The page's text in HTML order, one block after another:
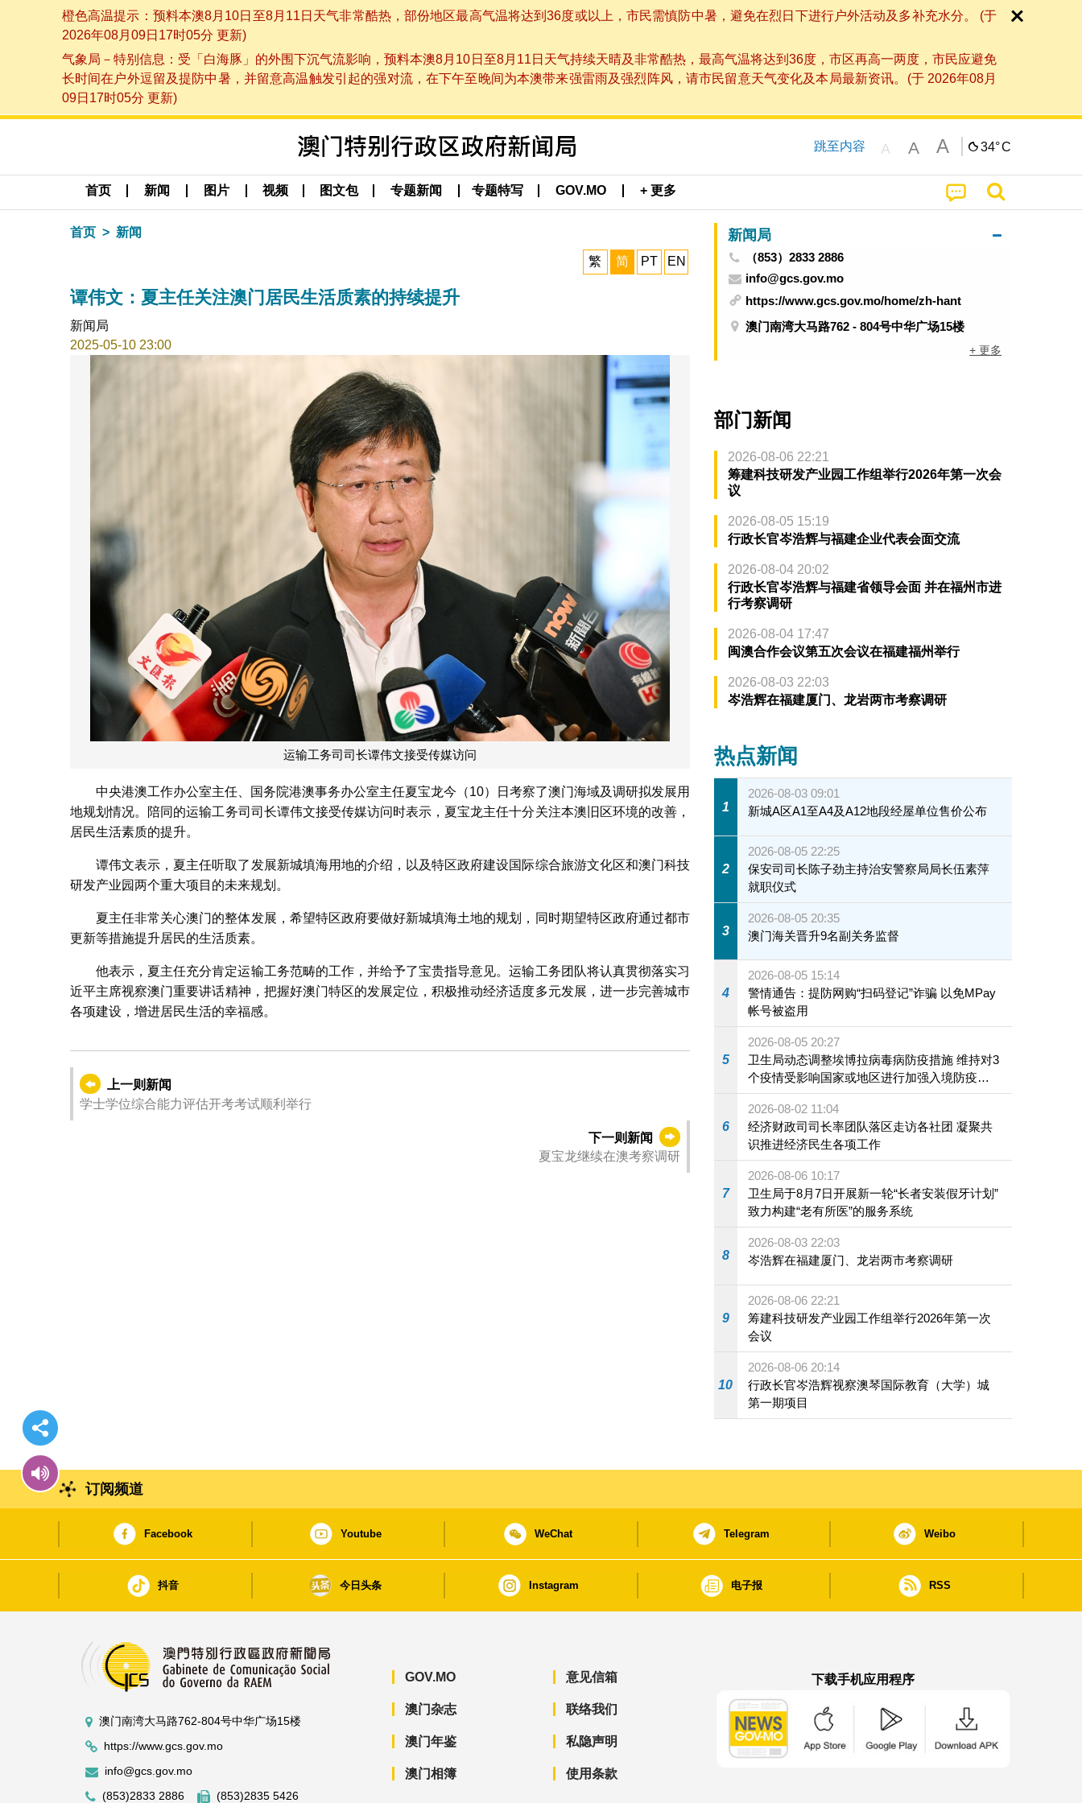
橙色高温提示：预料本澳8月10日至8月11日天气非常酷热，部份地区最高气温将达到36度或以上，市民需慎防中暑，避免在烈日下进行户外活动及多补充水分。 (于
2026年08月09日17时05分 更新)
气象局－特别信息：受「白海豚」的外围下沉气流影响，预料本澳8月10日至8月11日天气持续天晴及非常酷热，最高气温将达到36度，市区再高一两度，市民应避免
长时间在户外逗留及提防中暑，并留意高温触发引起的强对流，在下午至晚间为本澳带来强雷雨及强烈阵风，请市民留意天气变化及本局最新资讯。(于 2026年08月
09日17时05分 更新)
跳至内容 A A A 34°C
首页 新闻 图片 视频 图文包 专题新闻 专题特写 GOV.MO + 更多
首页 新闻
繁 简 PT EN
谭伟文：夏主任关注澳门居民生活质素的持续提升
新闻局
2025-05-10 23:00
运输工务司司长谭伟文接受传媒访问
中央港澳工作办公室主任、国务院港澳事务办公室主任夏宝龙今（10）日考察了澳门海域及调研拟发展用
地规划情况。陪同的运输工务司司长谭伟文接受传媒访问时表示，夏宝龙主任十分关注本澳旧区环境的改善，
居民生活素质的提升。
谭伟文表示，夏主任听取了发展新城填海用地的介绍，以及特区政府建设国际综合旅游文化区和澳门科技
研发产业园两个重大项目的未来规划。
夏主任非常关心澳门的整体发展，希望特区政府要做好新城填海土地的规划，同时期望特区政府通过都市
更新等措施提升居民的生活质素。
他表示，夏主任充分肯定运输工务范畴的工作，并给予了宝贵指导意见。运输工务团队将认真贯彻落实习
近平主席视察澳门重要讲话精神，把握好澳门特区的发展定位，积极推动经济适度多元发展，进一步完善城巿
各项建设，增进居民生活的幸福感。
上一则新闻
学士学位综合能力评估开考考试顺利举行
下一则新闻
夏宝龙继续在澳考察调研
新闻局
（853）2833 2886
info@gcs.gov.mo
https://www.gcs.gov.mo/home/zh-hant
澳门南湾大马路762 - 804号中华广场15楼
+ 更多
部门新闻
2026-08-06 22:21
筹建科技研发产业园工作组举行2026年第一次会
议
2026-08-05 15:19
行政长官岑浩辉与福建企业代表会面交流
2026-08-04 20:02
行政长官岑浩辉与福建省领导会面 并在福州市进
行考察调研
2026-08-04 17:47
闽澳合作会议第五次会议在福建福州举行
2026-08-03 22:03
岑浩辉在福建厦门、龙岩两市考察调研
热点新闻
1
2026-08-03 09:01
新城A区A1至A4及A12地段经屋单位售价公布
2
2026-08-05 22:25
保安司司长陈子劲主持治安警察局局长伍素萍
就职仪式
3
2026-08-05 20:35
澳门海关晋升9名副关务监督
4
2026-08-05 15:14
警情通告：提防网购“扫码登记”诈骗 以免MPay
帐号被盗用
5
2026-08-05 20:27
卫生局动态调整埃博拉病毒病防疫措施 维持对3
个疫情受影响国家或地区进行加强入境防疫措
施
6
2026-08-02 11:04
经济财政司司长率团队落区走访各社团 凝聚共
识推进经济民生各项工作
7
2026-08-06 10:17
卫生局于8月7日开展新一轮“长者安装假牙计划”
致力构建“老有所医”的服务系统
8
2026-08-03 22:03
岑浩辉在福建厦门、龙岩两市考察调研
9
2026-08-06 22:21
筹建科技研发产业园工作组举行2026年第一次
会议
10
2026-08-06 20:14
行政长官岑浩辉视察澳琴国际教育（大学）城
第一期项目
订阅频道
Facebook Youtube WeChat Telegram Weibo
抖音 今日头条 Instagram 电子报 RSS
澳门南湾大马路762-804号中华广场15楼
https://www.gcs.gov.mo
info@gcs.gov.mo
(853)2833 2886
(853)2835 5426
GOV.MO
澳门杂志
澳门年鉴
澳门相簿
意见信箱
联络我们
私隐声明
使用条款
下载手机应用程序